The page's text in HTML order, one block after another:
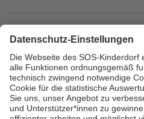
Hauswirtschafterin /
Ausbilderin (m/w/d) im
Nahrungszubereitung
in Vollzeit (38,5 Std./Wo.),
Saarbrücken, Saarbrücken